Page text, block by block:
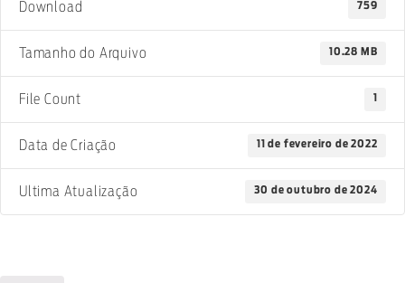
Download 759
Tamanho do Arquivo 10.28 MB
File Count 1
Data de Criação 11 de fevereiro de 2022
Ultima Atualização 30 de outubro de 2024